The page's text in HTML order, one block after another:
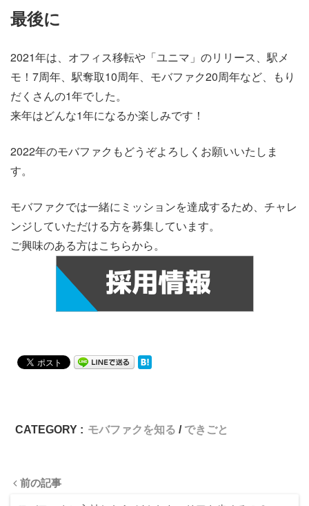
最後に
2021年は、オフィス移転や「ユニマ」のリリース、駅メ
モ！7周年、駅奪取10周年、モバファク20周年など、もり
だくさんの1年でした。
来年はどんな1年になるか楽しみです！
2022年のモバファクもどうぞよろしくお願いいたしま
す。
モバファクでは一緒にミッションを達成するため、チャレ
ンジしていただける方を募集しています。
ご興味のある方はこちらから。
CATEGORY : モバファクを知る できごと
前の記事